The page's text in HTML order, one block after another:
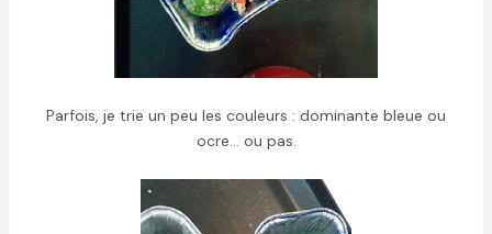
Parfois, je trie un peu les couleurs : dominante bleue ou
ocre… ou pas.